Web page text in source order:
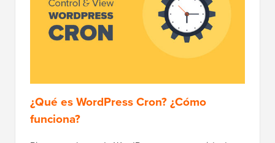
¿Qué es WordPress Cron? ¿Cómo
funciona?